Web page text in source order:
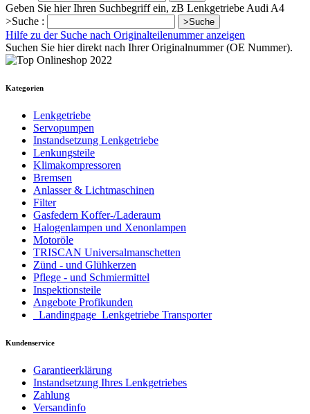
Geben Sie hier Ihren Suchbegriff ein, zB Lenkgetriebe Audi A4
>Suche :
>Suche
Hilfe zu der Suche nach Originalteilenummer anzeigen
Suchen Sie hier direkt nach Ihrer Originalnummer (OE Nummer).
Kategorien
Lenkgetriebe
Servopumpen
Instandsetzung Lenkgetriebe
Lenkungsteile
Klimakompressoren
Bremsen
Anlasser & Lichtmaschinen
Filter
Gasfedern Koffer-/Laderaum
Halogenlampen und Xenonlampen
Motoröle
TRISCAN Universalmanschetten
Zünd - und Glühkerzen
Pflege - und Schmiermittel
Inspektionsteile
Angebote Profikunden
_Landingpage_Lenkgetriebe Transporter
Kundenservice
Garantieerklärung
Instandsetzung Ihres Lenkgetriebes
Zahlung
Versandinfo